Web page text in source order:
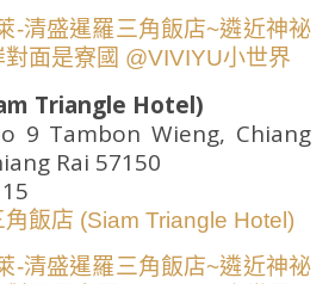
Triangle Hotel)
9 Tambon Wieng, Chiang
Rai 57150
飯店 (Siam Triangle Hotel)